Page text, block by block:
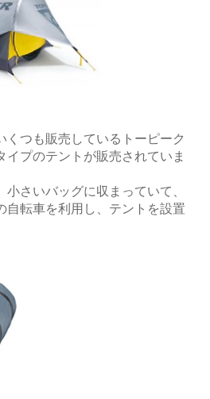
くつも販売しているトーピーク
イプのテントが販売されていま
さいバッグに収まっていて、
自転車を利用し、テントを設置